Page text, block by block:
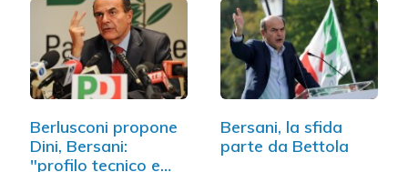
Berlusconi propone
Dini, Bersani:
"profilo tecnico e…
Bersani, la sfida
parte da Bettola